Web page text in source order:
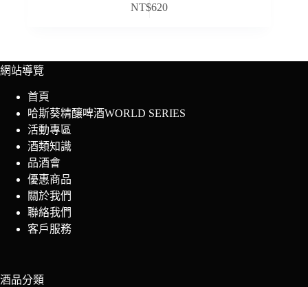
NT$620
網站導覽
首頁
哈斯葵精釀啤酒WORLD SERIES
活動專區
酒類知識
品酒會
優惠商品
關於我們
聯絡我們
客戶服務
酒品分類